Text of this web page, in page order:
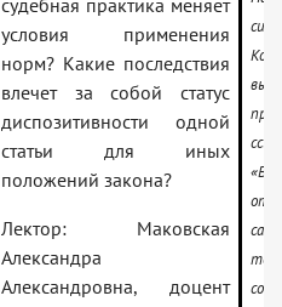
судебная практика меняет
условия применения
норм? Какие последствия
влечет за собой статус
диспозитивности одной
статьи для иных
положений закона?
Лектор: Маковская
Александра
Александровна, доцент